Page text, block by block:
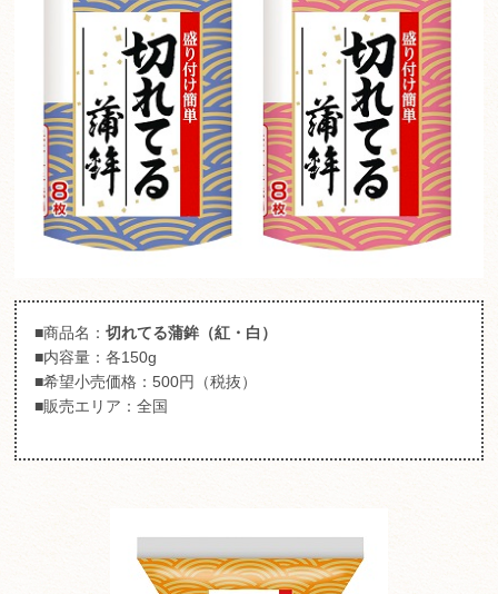
■商品名：切れてる蒲鉾（紅・白）
■内容量：各150g
■希望小売価格：500円（税抜）
■販売エリア：全国